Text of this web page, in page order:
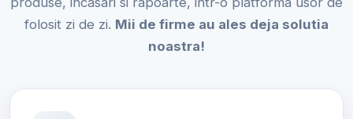
folosit zi de zi. Mii de firme au ales deja solutia
noastra!